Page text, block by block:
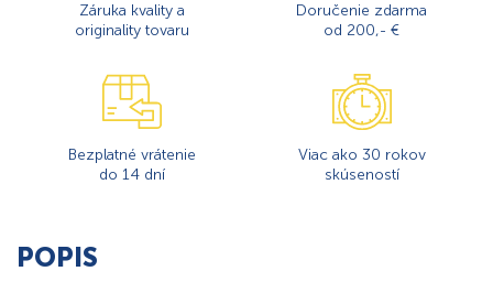
Záruka kvality a
originality tovaru
Doručenie zdarma
od 200,- €
Bezplatné vrátenie
do 14 dní
Viac ako 30 rokov
skúseností
POPIS